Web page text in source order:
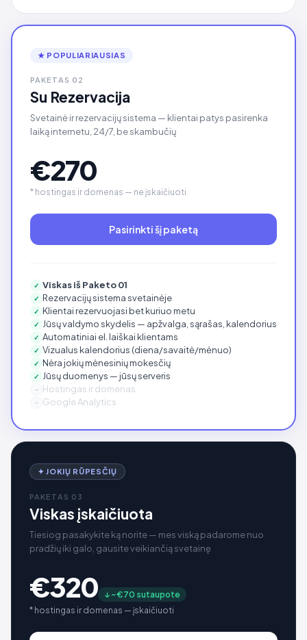
★ POPULIARIAUSIAS
PAKETAS 02
Su Rezervacija
Svetainė ir rezervacijų sistema — klientai patys pasirenka
laiką internetu, 24/7, be skambučių
€270
* hostingas ir domenas — ne įskaičiuoti
Pasirinkti šį paketą
✓ Viskas iš Paketo 01
✓ Rezervacijų sistema svetainėje
✓ Klientai rezervuojasi bet kuriuo metu
✓ Jūsų valdymo skydelis — apžvalga, sąrašas, kalendorius
✓ Automatiniai el. laiškai klientams
✓ Vizualus kalendorius (diena/savaitė/mėnuo)
✓ Nėra jokių mėnesinių mokesčių
✓ Jūsų duomenys — jūsų serveris
– Hostingas ir domenas
– Google Analytics
✦ JOKIŲ RŪPESČIŲ
PAKETAS 03
Viskas įskaičiuota
Tiesiog pasakykite ką norite — mes viską padarome nuo
pradžių iki galo, gausite veikiančią svetainę
€320
↓ ~€70 sutaupote
* hostingas ir domenas — įskaičiuoti